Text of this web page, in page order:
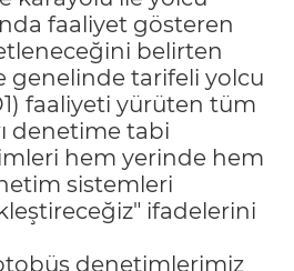
faaliyet gösteren
belirten
genelinde tarifeli yolcu
faaliyeti yürüten tüm
denetime tabi
hem yerinde hem
sistemleri
ifadelerini
denetimlerimiz